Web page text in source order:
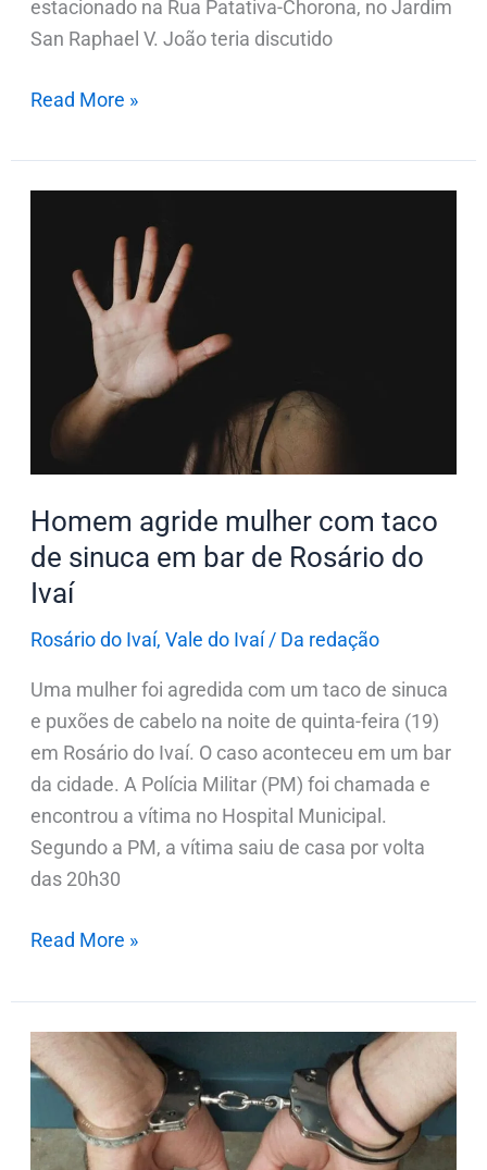
estacionado na Rua Patativa-Chorona, no Jardim
San Raphael V. João teria discutido
Read More »
Homem agride mulher com taco
de sinuca em bar de Rosário do
Ivaí
Rosário do Ivaí, Vale do Ivaí/ Da redação
Uma mulher foi agredida com um taco de sinuca
e puxões de cabelo na noite de quinta-feira (19)
em Rosário do Ivaí. O caso aconteceu em um bar
da cidade. A Polícia Militar (PM) foi chamada e
encontrou a vítima no Hospital Municipal.
Segundo a PM, a vítima saiu de casa por volta
das 20h30
mulher
sinuca
Rosário
do
Ivaí
Read More »
Polícia
prende
homem
por